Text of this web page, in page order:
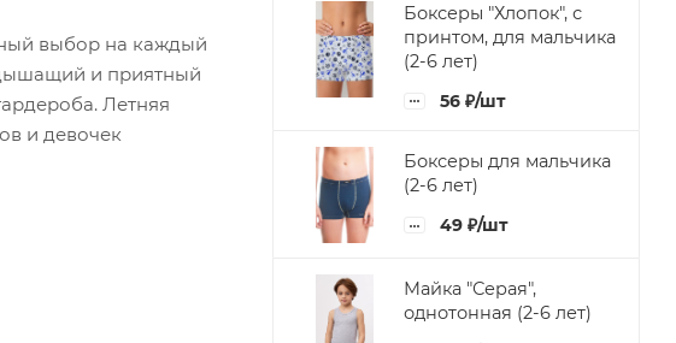
выбор на каждый
и приятный
Летняя
и девочек
Боксеры "Хлопок", с
принтом, для мальчика
(2-6 лет)
56 ₽/шт
Боксеры для мальчика
(2-6 лет)
49 ₽/шт
Майка "Серая",
однотонная (2-6 лет)